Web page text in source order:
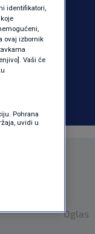
Oglas
identifikatori,
ovaj izbornik
Vaši će
Pohrana
uvidi u